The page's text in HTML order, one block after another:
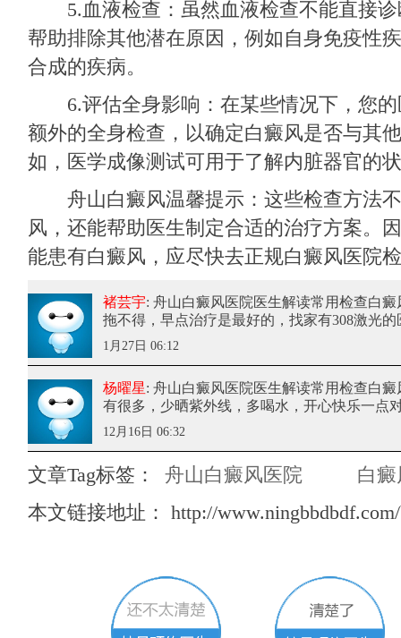
5.血液检查：虽然血液检查不能直接诊
帮助排除其他潜在原因，例如自身免疫性
合成的疾病。
6.评估全身影响：在某些情况下，您的
额外的全身检查，以确定白癜风是否与其
如，医学成像测试可用于了解内脏器官的
舟山白癜风温馨提示：这些检查方法不
风，还能帮助医生制定合适的治疗方案。
能患有白癜风，应尽快去正规白癜风医院
褚芸宇: 舟山白癜风医院医生解读常用检查白癜
拖不得，早点治疗是最好的，找家有308激光
1月27日 06:12
杨曜星: 舟山白癜风医院医生解读常用检查白癜
有很多，少晒紫外线，多喝水，开心快乐一点
12月16日 06:32
文章Tag标签： 舟山白癜风医院
白
本文链接地址： http://